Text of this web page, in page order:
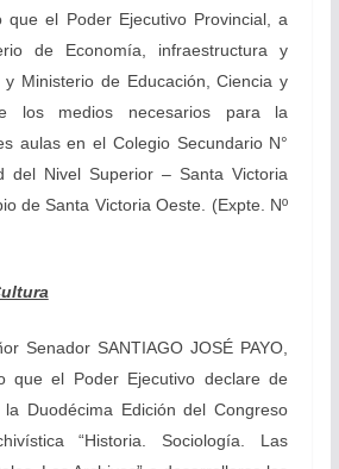
que el Poder Ejecutivo Provincial, a
de Economía, infraestructura y
y Ministerio de Educación, Ciencia y
los medios necesarios para la
aulas en el Colegio Secundario N°
del Nivel Superior – Santa Victoria
de Santa Victoria Oeste. (Expte. Nº
Senador SANTIAGO JOSÉ PAYO,
que el Poder Ejecutivo declare de
Duodécima Edición del Congreso
“Historia. Sociología. Las